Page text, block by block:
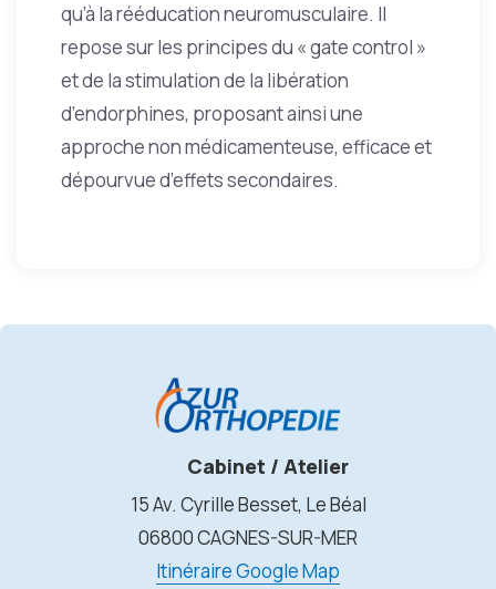
qu’à la rééducation neuromusculaire. Il
repose sur les principes du « gate control »
et de la stimulation de la libération
d’endorphines, proposant ainsi une
approche non médicamenteuse, efficace et
dépourvue d’effets secondaires.
Cabinet / Atelier
15 Av. Cyrille Besset, Le Béal
06800 CAGNES-SUR-MER
Itinéraire Google Map